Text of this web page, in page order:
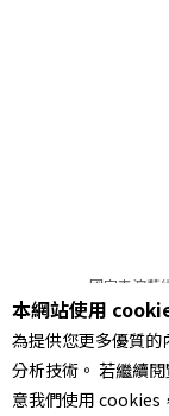
國家表演藝
© 2022
本站所提供相
本網站使用
為提供您更多優質
分析技術。 若繼續
意我們使用 cookies